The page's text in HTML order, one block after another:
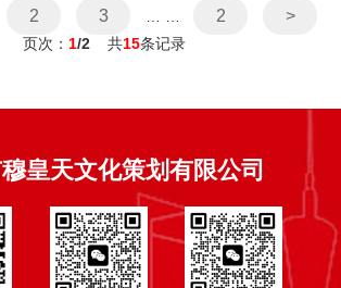
2 3 … … 2 >
页次： 1/2 共15条记录
皇天文化策划有限公司